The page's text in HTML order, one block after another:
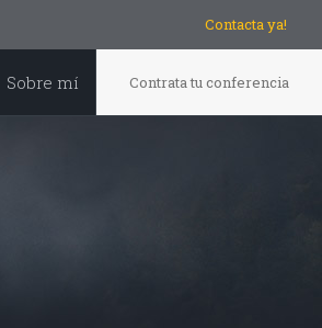
Contacta ya!
Sobre mí Contrata tu conferencia